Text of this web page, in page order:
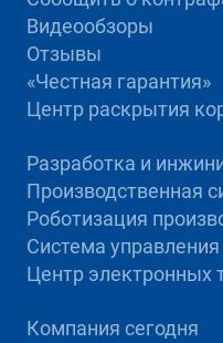
Видеообзоры
Отзывы
«Честная гарантия»
Центр раскрытия
Разработка и
Производственная
Роботизация
Система
Центр электронных
Компания сегодня